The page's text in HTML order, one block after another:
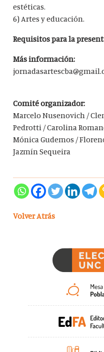
estéticas.
6) Artes y educación.
Requisitos para la
Más información:
Comité organizador:
Marcelo Nusenovich /
Pedrotti / Carolina
Mónica Gudemos /
Jazmín Sequeira
Volver Atrás